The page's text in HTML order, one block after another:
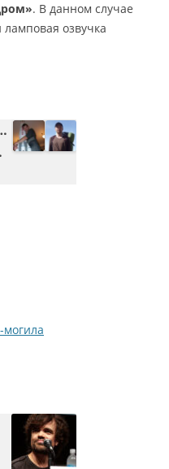
. В данном случае
озвучка
дракона
могила